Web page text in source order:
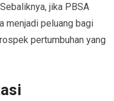
jika PBSA
menjadi peluang bagi
pertumbuhan yang